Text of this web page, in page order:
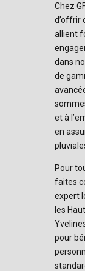
Chez
d’offrir
allient
dans
de
et à
en
Pour
faites
expert
les
pour